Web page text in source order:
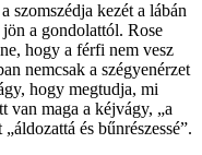
szomszédja kezét a lábán
a gondolattól. Rose
hogy a férfi nem vesz
nemcsak a szégyenérzet
hogy megtudja, mi
van maga a kéjvágy, „a
és bűnrészessé”.